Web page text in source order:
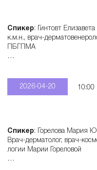
Спикер: Гинтовт
к.м.н., врач-
ПБГПМА
2026-04-20 10:00
Спикер: Горелова Мария
Врач-дерматолог, врач-
логии Марии Гореловой